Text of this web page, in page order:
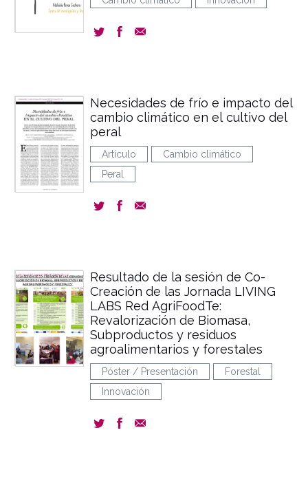
Necesidades de frío e impacto del
cambio climático en el cultivo del
peral
Artículo
Cambio climático
Peral
Resultado de la sesión de Co-
Creación de las Jornada LIVING
LABS Red AgriFoodTe:
Revalorización de Biomasa,
Subproductos y residuos
agroalimentarios y forestales
Póster / Presentación
Forestal
Innovación